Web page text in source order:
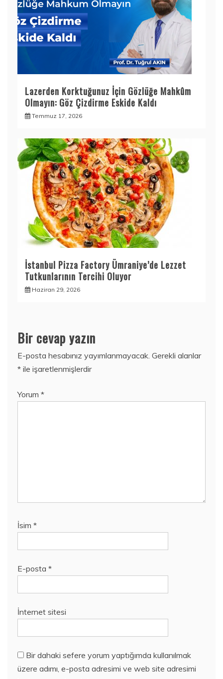
Lazerden Korktuğunuz İçin Gözlüğe Mahkûm
Olmayın: Göz Çizdirme Eskide Kaldı
Temmuz 17, 2026
İstanbul Pizza Factory Ümraniye’de Lezzet
Tutkunlarının Tercihi Oluyor
Haziran 29, 2026
Bir cevap yazın
E-posta hesabınız yayımlanmayacak. Gerekli alanlar
* ile işaretlenmişlerdir
Yorum *
İsim *
E-posta *
İnternet sitesi
Bir dahaki sefere yorum yaptığımda kullanılmak
üzere adımı, e-posta adresimi ve web site adresimi